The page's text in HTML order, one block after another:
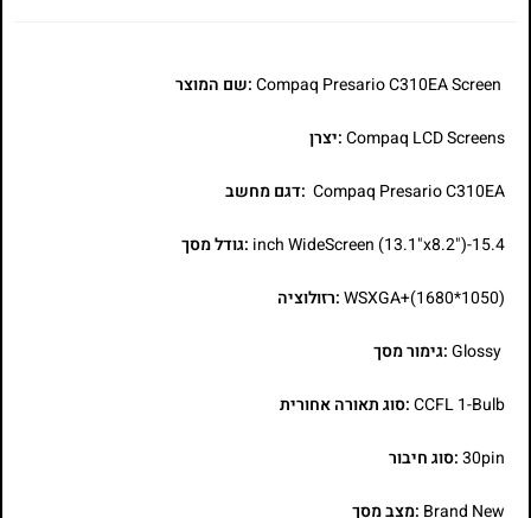
:שם המוצר
Compaq LCD Screens:יצרן
Compaq Presario C310EA :דגם מחשב
15.4-inch WideScreen (13.1"x8.2") :גודל מסך
WSXGA+(1680*1050):רזולוציה
Glossy:גימור מסך
CCFL 1-Bulb:סוג תאורה אחורית
30pin:סוג חיבור
Brand New :מצב מסך